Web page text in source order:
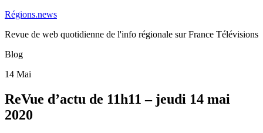
Régions.news
Revue de web quotidienne de l'info régionale sur France Télévisions
Blog
14 Mai
ReVue d’actu de 11h11 – jeudi 14 mai
2020